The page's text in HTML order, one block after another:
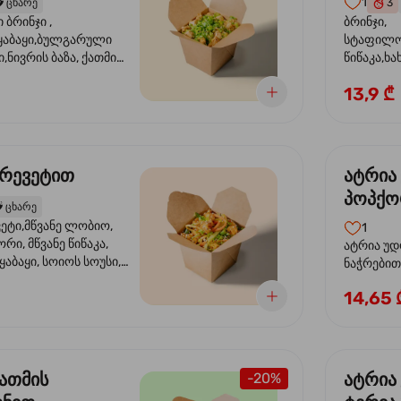
ცხარე
,
ბაზა, ქათმის
ხახვი,სეზამის
3
ბრინჯი,
სოუსი,
13,9 ₾
ცხარე
ლობიო,
მწვანე წიწაკა,
სოიოს სოუსი,
სოუსი, მწვანე ხახვი,
ატრია
სოსუით
1
ატრია
ნაჭრებით,
ნიორი)
14,65
-20%